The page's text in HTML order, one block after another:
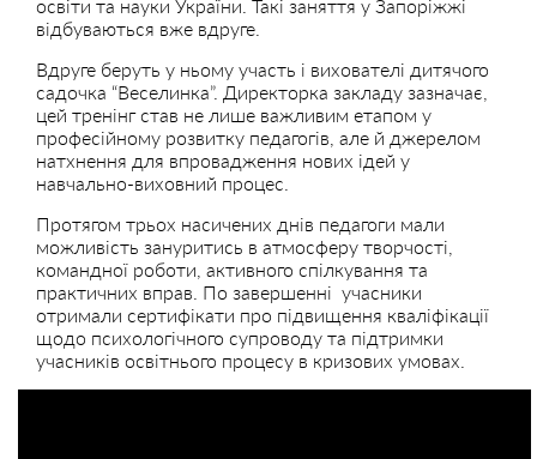
освіти та науки України. Такі заняття у Запоріжжі
відбуваються вже вдруге.
Вдруге беруть у ньому участь і вихователі дитячого
садочка “Веселинка”. Директорка закладу зазначає,
цей тренінг став не лише важливим етапом у
професійному розвитку педагогів, але й джерелом
натхнення для впровадження нових ідей у
навчально-виховний процес.
Протягом трьох насичених днів педагоги мали
можливість зануритись в атмосферу творчості,
командної роботи, активного спілкування та
практичних вправ. По завершенні учасники
отримали сертифікати про підвищення кваліфікації
щодо психологічного супроводу та підтримки
учасників освітнього процесу в кризових умовах.